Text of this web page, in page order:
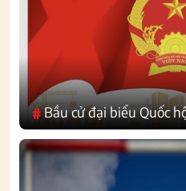
#Bầu cử đại biểu Quốc